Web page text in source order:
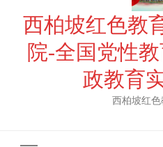
西柏坡红色教
院-全国党性
政教育
西柏坡红